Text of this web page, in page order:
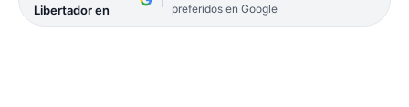
Libertador en
preferidos en Google